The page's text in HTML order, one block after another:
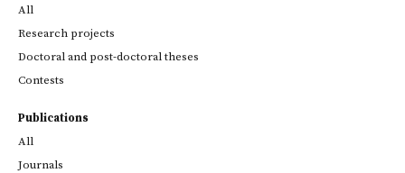
All
Research projects
Doctoral and post-doctoral theses
Contests
Publications
All
Journals